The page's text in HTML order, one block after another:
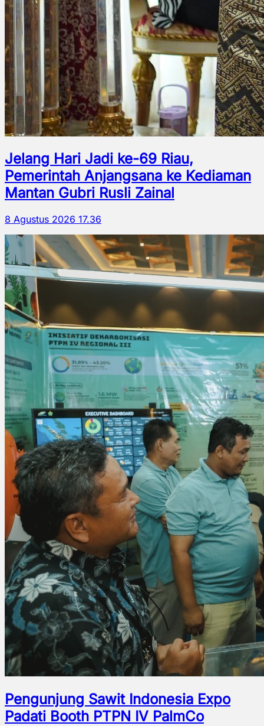
Jelang Hari Jadi ke-69 Riau,
Pemerintah Anjangsana ke Kediaman
Mantan Gubri Rusli Zainal
8 Agustus 2026 17.36
Pengunjung Sawit Indonesia Expo
Padati Booth PTPN IV PalmCo